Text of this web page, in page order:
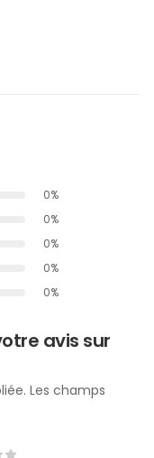
0%
0%
0%
0%
0%
avis sur
Les champs